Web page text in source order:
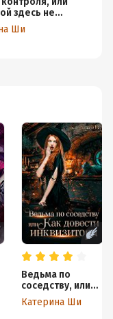
Ведьма по
соседству, или
Как довести
инквизитора
Катерина Ши
здесь не
Ши